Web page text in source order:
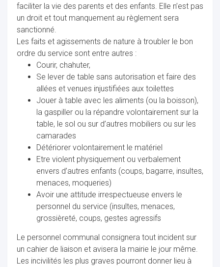
faciliter la vie des parents et des enfants. Elle n’est pas
un droit et tout manquement au règlement sera
sanctionné.
Les faits et agissements de nature à troubler le bon
ordre du service sont entre autres :
Courir, chahuter,
Se lever de table sans autorisation et faire des
allées et venues injustifiées aux toilettes
Jouer à table avec les aliments (ou la boisson),
la gaspiller ou la répandre volontairement sur la
table, le sol ou sur d’autres mobiliers ou sur les
camarades
Détériorer volontairement le matériel
Etre violent physiquement ou verbalement
envers d’autres enfants (coups, bagarre, insultes,
menaces, moqueries)
Avoir une attitude irrespectueuse envers le
personnel du service (insultes, menaces,
grossièreté, coups, gestes agressifs
Le personnel communal consignera tout incident sur
un cahier de liaison et avisera la mairie le jour même.
Les incivilités les plus graves pourront donner lieu à